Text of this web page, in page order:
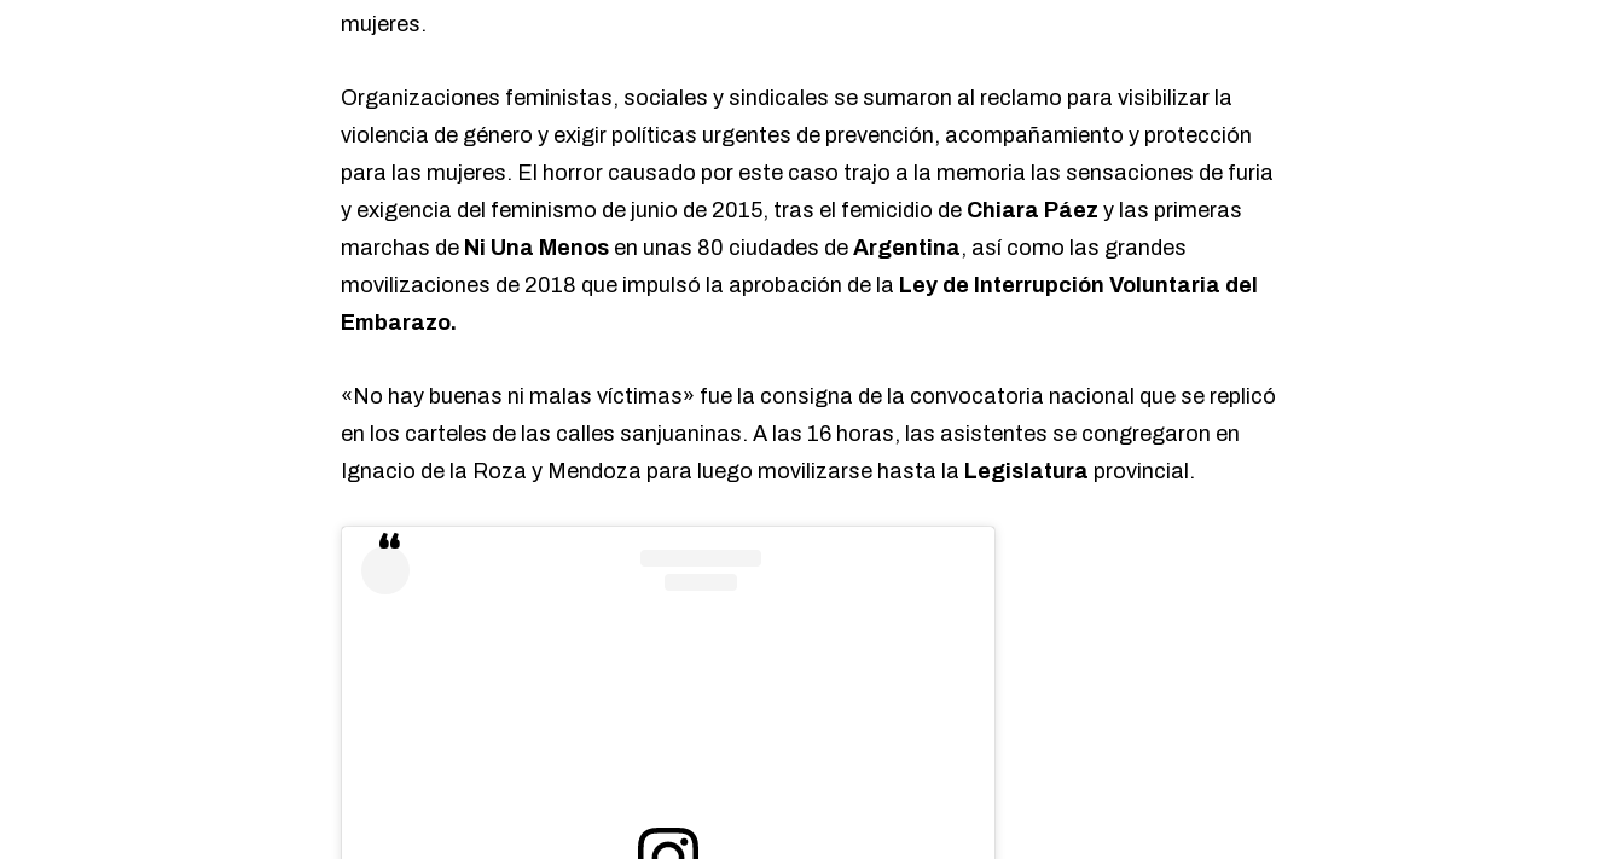
mujeres.
Organizaciones feministas, sociales y sindicales se sumaron al reclamo para visibilizar la
violencia de género y exigir políticas urgentes de prevención, acompañamiento y protección
para las mujeres. El horror causado por este caso trajo a la memoria las sensaciones de furia
y exigencia del feminismo de junio de 2015, tras el femicidio de Chiara Páez y las primeras
marchas de Ni Una Menos en unas 80 ciudades de Argentina, así como las grandes
movilizaciones de 2018 que impulsó la aprobación de la Ley de Interrupción Voluntaria del
Embarazo.
«No hay buenas ni malas víctimas» fue la consigna de la convocatoria nacional que se replicó
en los carteles de las calles sanjuaninas. A las 16 horas, las asistentes se congregaron en
Ignacio de la Roza y Mendoza para luego movilizarse hasta la Legislatura provincial.